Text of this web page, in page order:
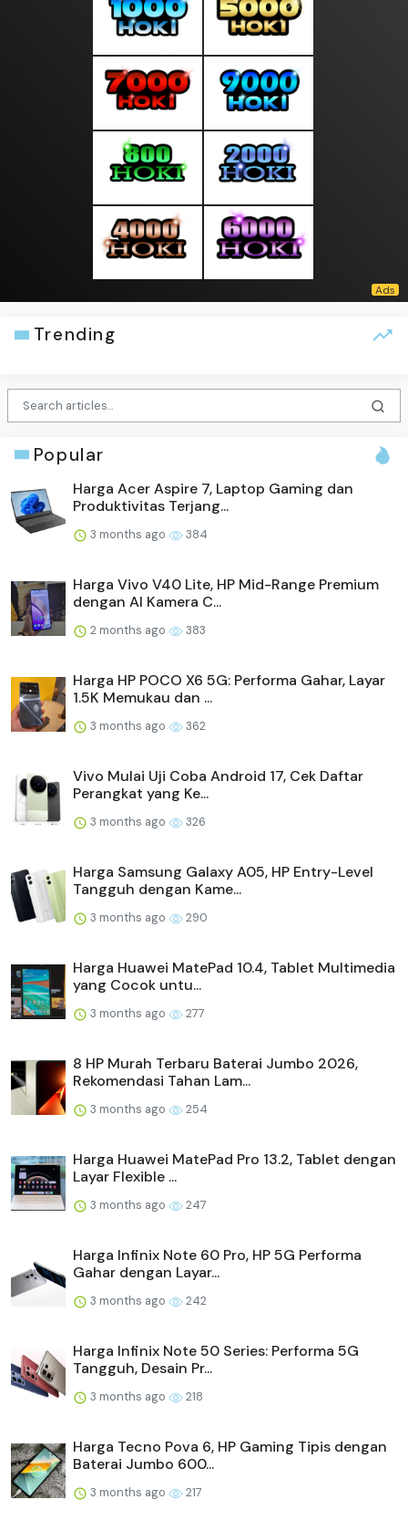
Trending
Popular
Harga Acer Aspire 7, Laptop Gaming dan
Produktivitas Terjang...
3 months ago 384
Harga Vivo V40 Lite, HP Mid-Range Premium
dengan AI Kamera C...
2 months ago 383
Harga HP POCO X6 5G: Performa Gahar, Layar
1.5K Memukau dan ...
3 months ago 362
Vivo Mulai Uji Coba Android 17, Cek Daftar
Perangkat yang Ke...
3 months ago 326
Harga Samsung Galaxy A05, HP Entry-Level
Tangguh dengan Kame...
3 months ago 290
Harga Huawei MatePad 10.4, Tablet Multimedia
yang Cocok untu...
3 months ago 277
8 HP Murah Terbaru Baterai Jumbo 2026,
Rekomendasi Tahan Lam...
3 months ago 254
Harga Huawei MatePad Pro 13.2, Tablet dengan
Layar Flexible ...
3 months ago 247
Harga Infinix Note 60 Pro, HP 5G Performa
Gahar dengan Layar...
3 months ago 242
Harga Infinix Note 50 Series: Performa 5G
Tangguh, Desain Pr...
3 months ago 218
Harga Tecno Pova 6, HP Gaming Tipis dengan
Baterai Jumbo 600...
3 months ago 217